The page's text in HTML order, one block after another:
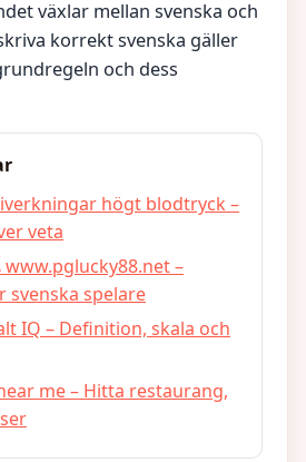
växlar mellan svenska och
korrekt svenska gäller
och dess
högt blodtryck –
veta
–
svenska spelare
IQ – Definition, skala och
me – Hitta restaurang,